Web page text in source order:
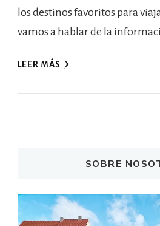
los destinos favoritos para
vamos a hablar de la
LEER MÁS
SOBRE